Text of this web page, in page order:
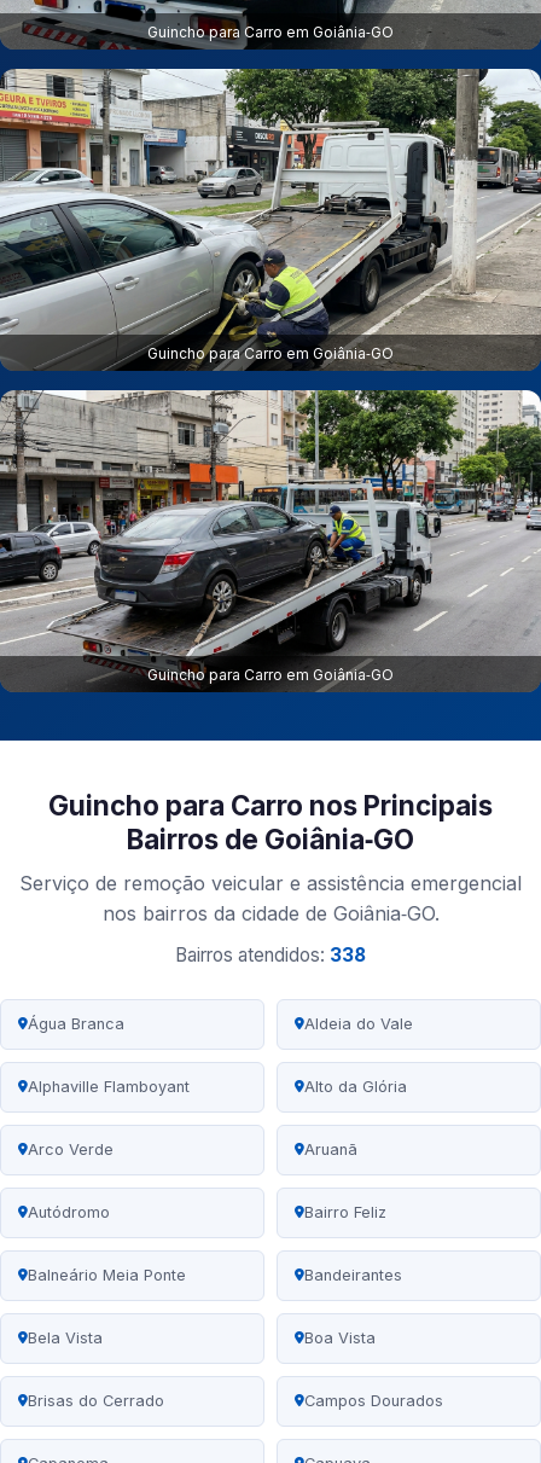
Guincho para Carro em Goiânia‑GO
Guincho para Carro em Goiânia‑GO
Guincho para Carro em Goiânia‑GO
Guincho para Carro nos Principais
Bairros de Goiânia‑GO
Serviço de remoção veicular e assistência emergencial
nos bairros da cidade de Goiânia‑GO.
Bairros atendidos: 338
Água Branca Aldeia do Vale
Alphaville Flamboyant Alto da Glória
Arco Verde Aruanã
Autódromo Bairro Feliz
Balneário Meia Ponte Bandeirantes
Bela Vista Boa Vista
Brisas do Cerrado Campos Dourados